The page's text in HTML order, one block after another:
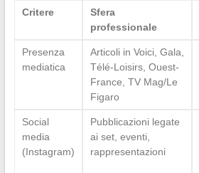
Critere
Sfera
professionale
Presenza
mediatica
Articoli in Voici, Gala,
Télé-Loisirs, Ouest-
France, TV Mag/Le
Figaro
Social
media
(Instagram)
Pubblicazioni legate
ai set, eventi,
rappresentazioni